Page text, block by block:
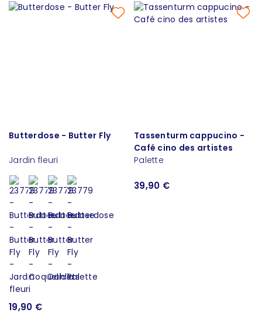
Butterdose - Butter Fly
Jardin fleuri
19,90 €
Tassenturm cappucino -
Café cino des artistes
Palette
39,90 €